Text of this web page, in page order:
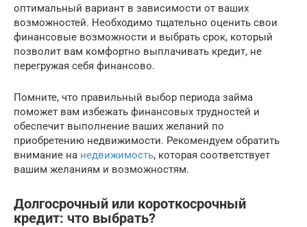
оптимальный вариант в зависимости от ваших
возможностей. Необходимо тщательно оценить свои
финансовые возможности и выбрать срок, который
позволит вам комфортно выплачивать кредит, не
перегружая себя финансово.
Помните, что правильный выбор периода займа
поможет вам избежать финансовых трудностей и
обеспечит выполнение ваших желаний по
приобретению недвижимости. Рекомендуем обратить
внимание на недвижимость, которая соответствует
вашим желаниям и возможностям.
Долгосрочный или короткосрочный
кредит: что выбрать?